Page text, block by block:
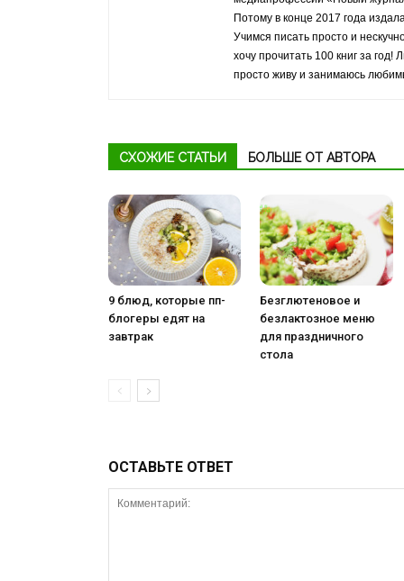
Потому в конце 2017 года
Учимся писать просто и
хочу прочитать 100 книг за
просто живу и занимаюсь
СХОЖИЕ СТАТЬИ БОЛЬШЕ ОТ АВТОРА
9 блюд, которые пп-
блогеры едят на
завтрак
Безглютеновое и
безлактозное меню
для праздничного
стола
ОСТАВЬТЕ ОТВЕТ